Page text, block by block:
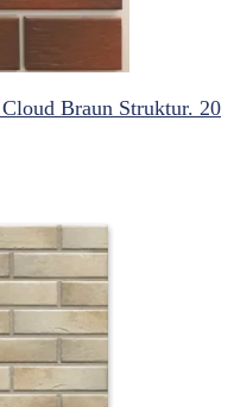
Braun Struktur. 20